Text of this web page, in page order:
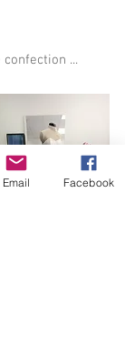
confection ...
Email Facebook